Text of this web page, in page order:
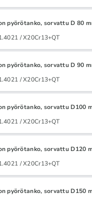
pyörötanko, sorvattu D 80
/ X20Cr13+QT
pyörötanko, sorvattu D 90
/ X20Cr13+QT
pyörötanko, sorvattu D100
/ X20Cr13+QT
pyörötanko, sorvattu D120
/ X20Cr13+QT
pyörötanko, sorvattu D150